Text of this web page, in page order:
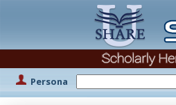
Persona